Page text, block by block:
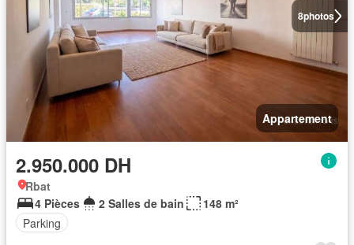
8photos
Appartement
2.950.000 DH
Rbat
4 Pièces
2 Salles de bain
148 m²
Parking